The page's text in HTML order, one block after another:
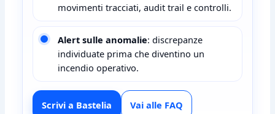
movimenti tracciati, audit trail e controlli.
Alert sulle anomalie: discrepanze
individuate prima che diventino un
incendio operativo.
Scrivi a Bastelia Vai alle FAQ